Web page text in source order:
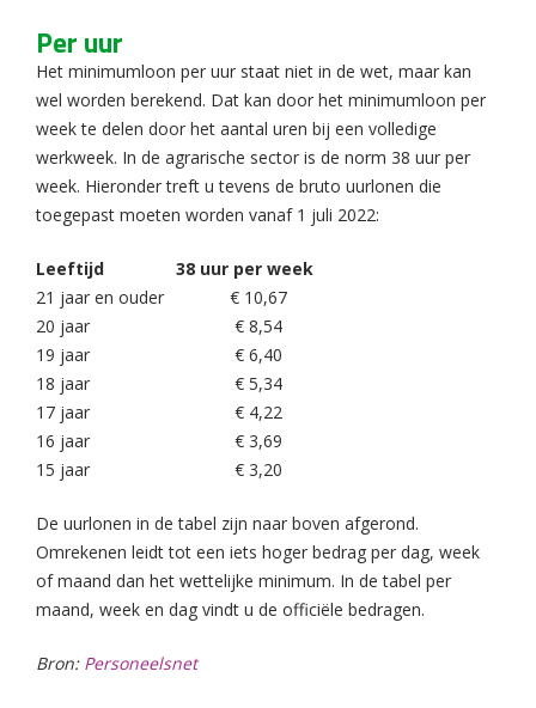
Per uur
Het minimumloon per uur staat niet in de wet, maar kan
wel worden berekend. Dat kan door het minimumloon per
week te delen door het aantal uren bij een volledige
werkweek. In de agrarische sector is de norm 38 uur per
week. Hieronder treft u tevens de bruto uurlonen die
toegepast moeten worden vanaf 1 juli 2022:
Leeftijd
38 uur per week
21 jaar en ouder
€ 10,67
20 jaar
€ 8,54
19 jaar
€ 6,40
18 jaar
€ 5,34
17 jaar
€ 4,22
16 jaar
€ 3,69
15 jaar
€ 3,20
De uurlonen in de tabel zijn naar boven afgerond.
Omrekenen leidt tot een iets hoger bedrag per dag, week
of maand dan het wettelijke minimum. In de tabel per
maand, week en dag vindt u de officiële bedragen.
Bron: Personeelsnet